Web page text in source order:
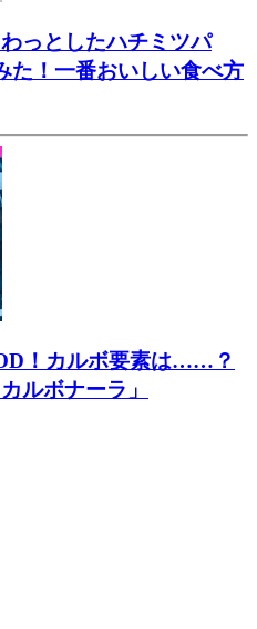
っとしたハチミツパ
た！一番おいしい食べ方
！カルボ要素は……？
ルボナーラ」